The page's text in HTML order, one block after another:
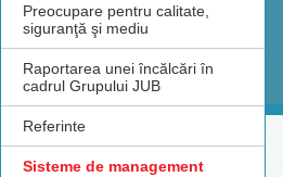
Preocupare pentru calitate,
siguranţă şi mediu
Raportarea unei încălcări în
cadrul Grupului JUB
Referinte
Sisteme de management